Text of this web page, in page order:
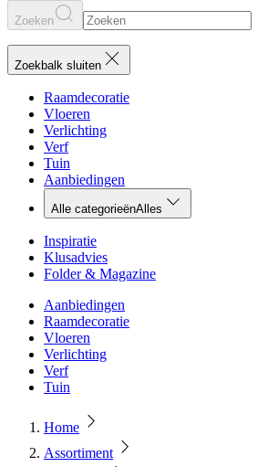
Zoeken
Zoekbalk sluiten
Raamdecoratie
Vloeren
Verlichting
Verf
Tuin
Aanbiedingen
Alle categorieënAlles
Inspiratie
Klusadvies
Folder & Magazine
Aanbiedingen
Raamdecoratie
Vloeren
Verlichting
Verf
Tuin
Home
Assortiment